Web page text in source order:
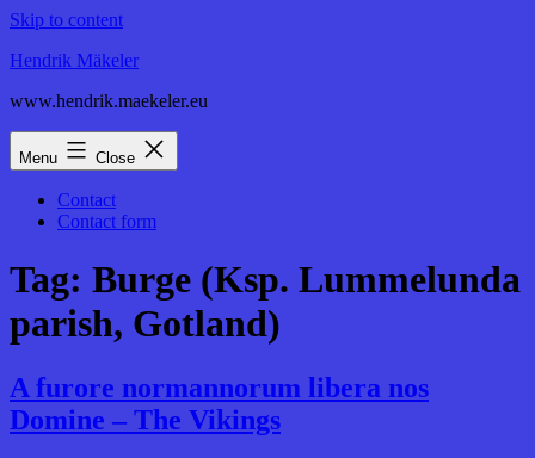
Skip to content
Hendrik Mäkeler
www.hendrik.maekeler.eu
Menu Close
Contact
Contact form
Tag: Burge (Ksp. Lummelunda
parish, Gotland)
A furore normannorum libera nos
Domine – The Vikings